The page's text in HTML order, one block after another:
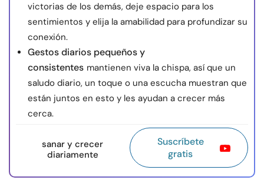
victorias de los demás, deje espacio para los
sentimientos y elija la amabilidad para profundizar su
conexión.
Gestos diarios pequeños y
consistentes mantienen viva la chispa, así que un
saludo diario, un toque o una escucha muestran que
están juntos en esto y les ayudan a crecer más
cerca.
sanar y crecer
diariamente
Suscríbete
gratis